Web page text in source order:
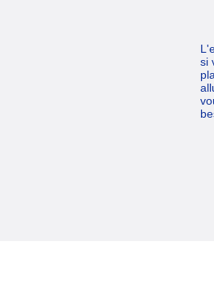
si